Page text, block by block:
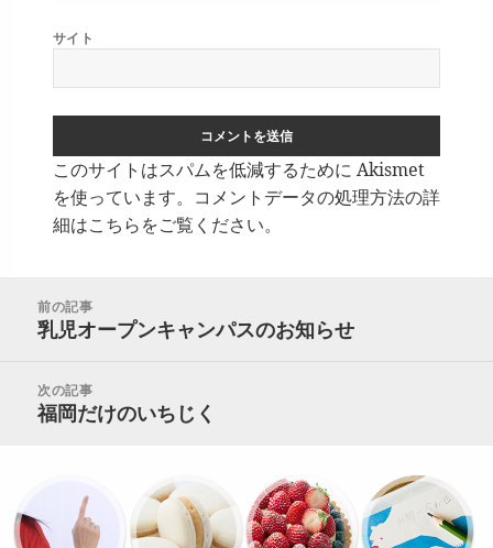
サイト
このサイトはスパムを低減するために Akismet
を使っています。 コメントデータの処理方法の詳
細はこちらをご覧ください。
前の記事
前
投
稿
乳児オープンキャンパスのお知らせ
次の記事
次
福岡だけのいちじく